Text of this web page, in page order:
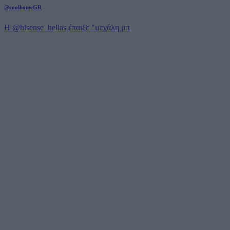
@coolhomeGR
Η @hisense_hellas έπαιξε "μεγάλη μπ